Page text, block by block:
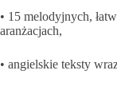
• 15 melodyjnych,
aranżacjach,
• angielskie teksty